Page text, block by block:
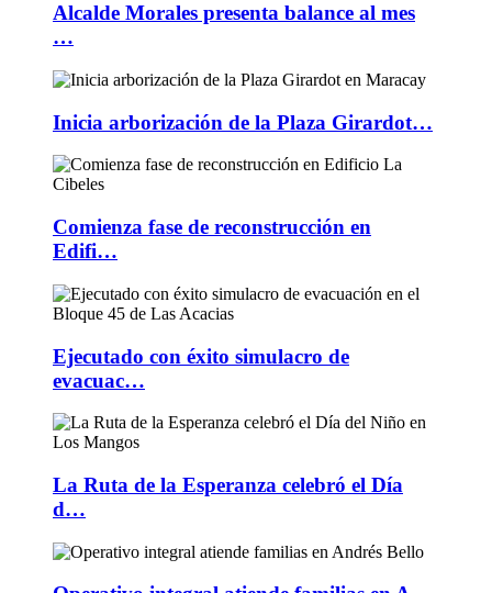
Alcalde Morales presenta balance al mes
…
Inicia arborización de la Plaza Girardot…
Comienza fase de reconstrucción en
Edifi…
Ejecutado con éxito simulacro de
evacuac…
La Ruta de la Esperanza celebró el Día
d…